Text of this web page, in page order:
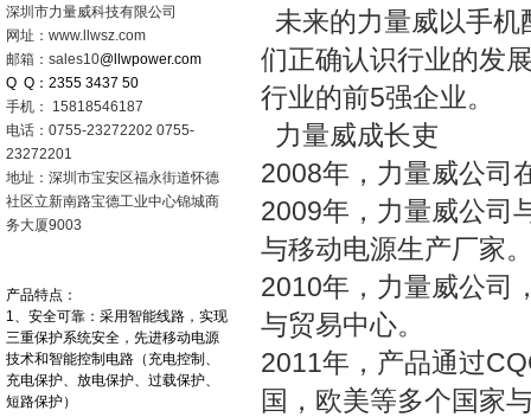
未来的力量威以手
们正确认识行业的发
行业的前5强企业。
力量威成长吏
2008年，力量威公司
2009年，力量威公司
与移动电源生产厂家
2010年，力量威公司
与贸易中心。
2011年，产品通过
国，欧美等多个国家
深圳市力量威科技有限公司
网址：www.llwsz.com
邮箱：sales10@llwpower.com
Q Q：2355 3437 50
手机： 15818546187
电话：0755-23272202 0755-
23272201
地址：深圳市宝安区福永街道怀德
社区立新南路宝德工业中心锦城商
务大厦9003
产品特点：
1、安全可靠：采用智能线路，实现
三重保护系统安全，先进移动电源
技术和智能控制电路（充电控制、
充电保护、放电保护、过载保护、
短路保护）